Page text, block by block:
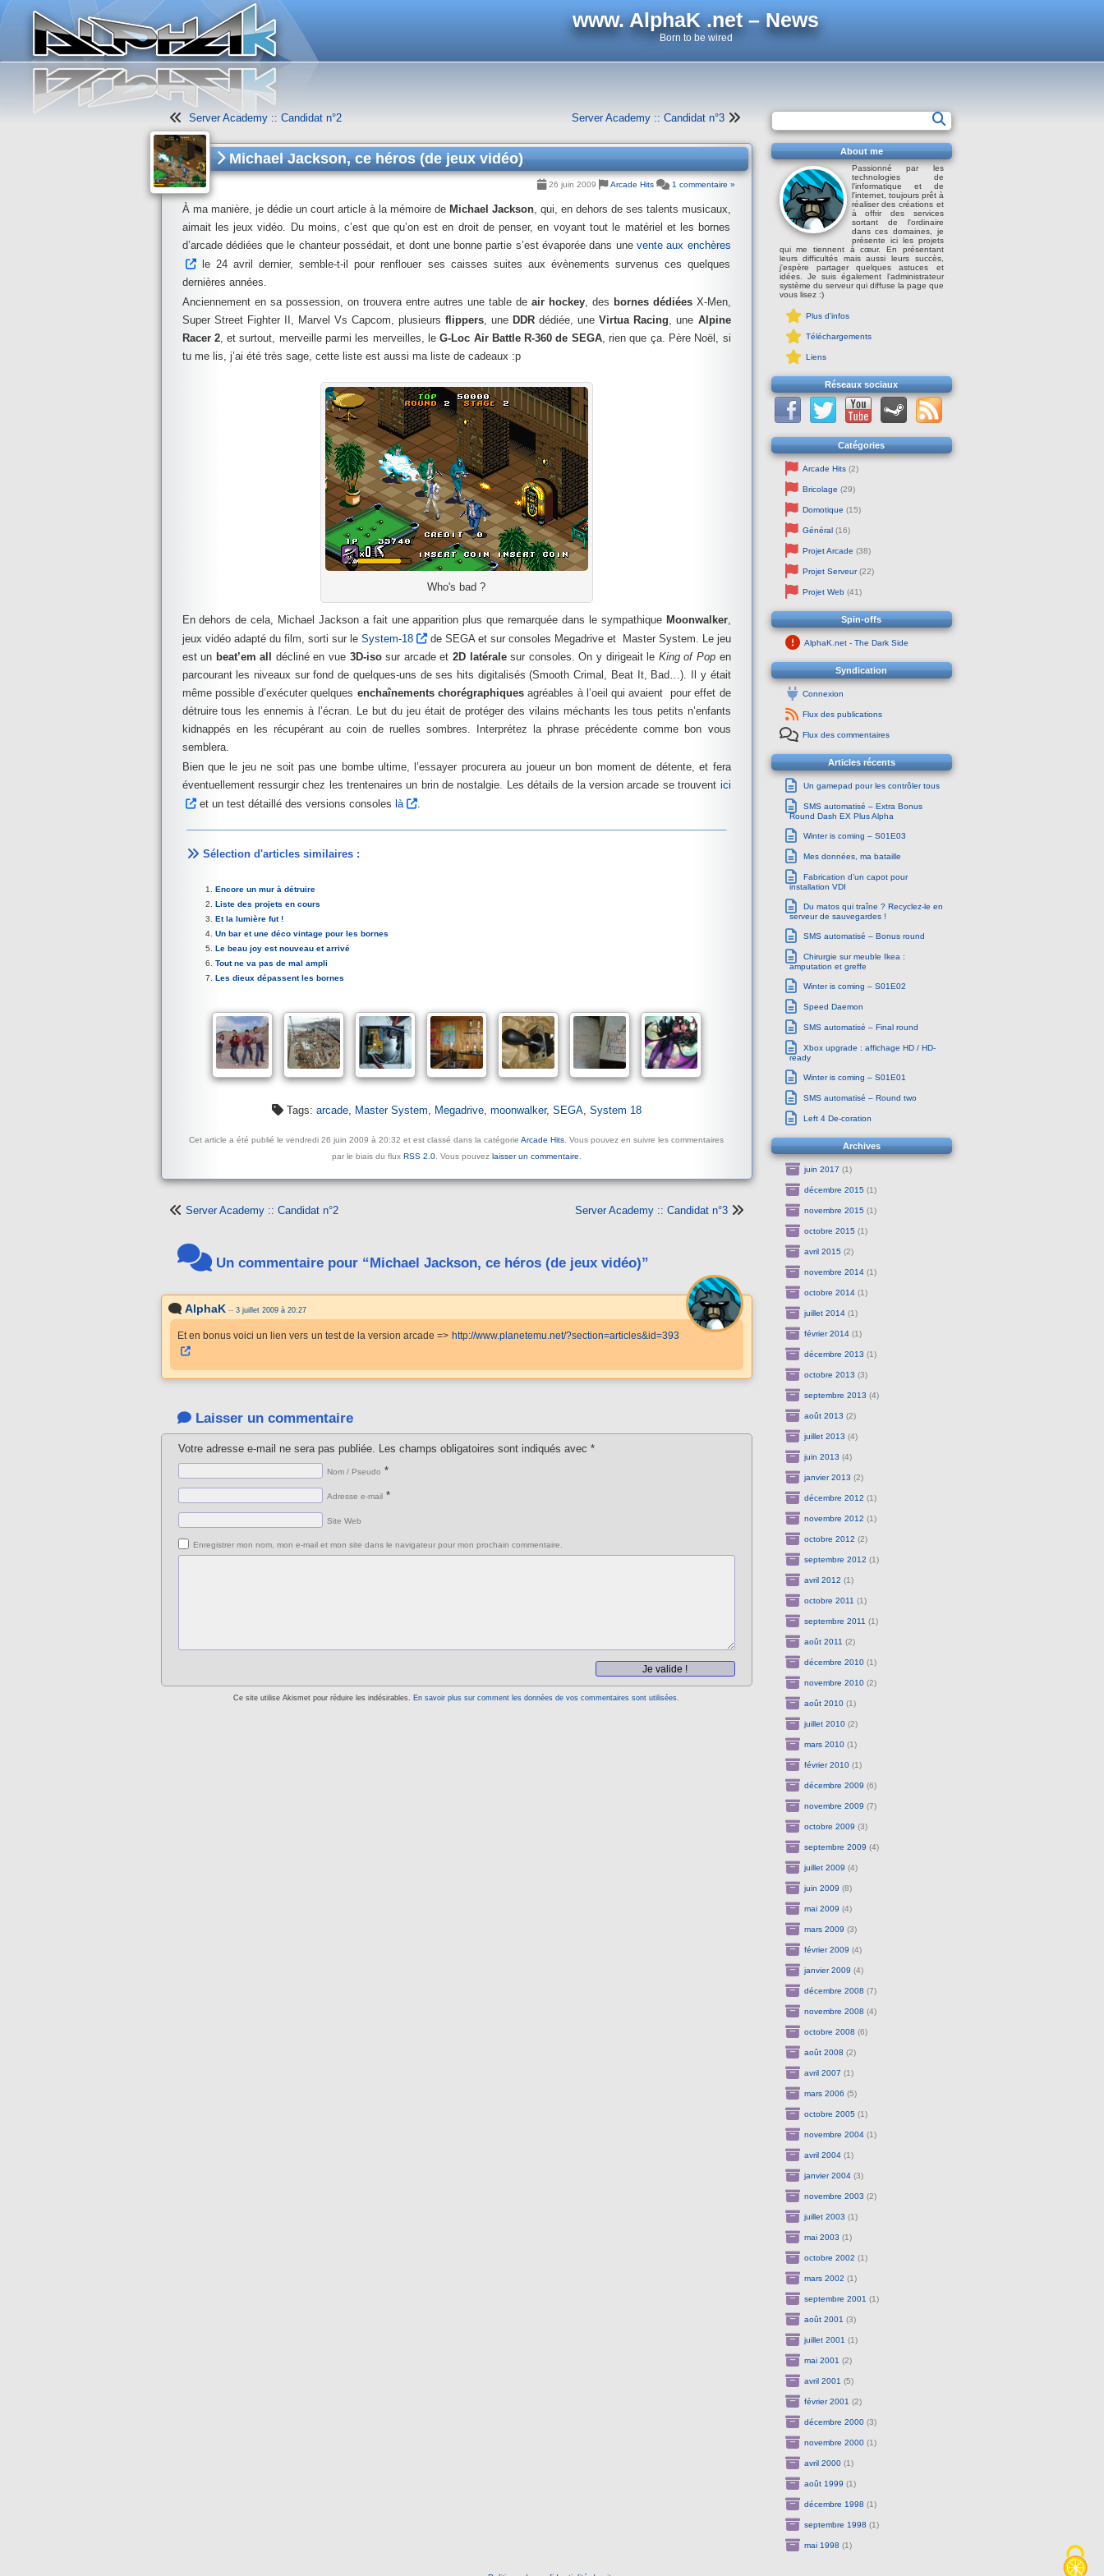
www. AlphaK .net – News
Born to be wired
Server Academy :: Candidat n°2 Server Academy :: Candidat n°3
Michael Jackson, ce héros (de jeux vidéo)
26 juin 2009 Arcade Hits 1 commentaire »
À ma manière, je dédie un court article à la mémoire de Michael Jackson, qui, en dehors de ses talents musicaux,
aimait les jeux vidéo. Du moins, c’est que qu’on est en droit de penser, en voyant tout le matériel et les bornes
d’arcade dédiées que le chanteur possédait, et dont une bonne partie s’est évaporée dans une vente aux enchères
le 24 avril dernier, semble-t-il pour renflouer ses caisses suites aux évènements survenus ces quelques
dernières années.
Anciennement en sa possession, on trouvera entre autres une table de air hockey, des bornes dédiéesX-Men,
Super Street Fighter II, Marvel Vs Capcom, plusieurs flippers, une DDRdédiée, uneVirtua Racing, une Alpine
Racer 2, et surtout, merveille parmi les merveilles, leG-Loc Air Battle R-360 de SEGA, rien que ça. Père Noël, si
tu me lis, j’ai été très sage, cette liste est aussi ma liste de cadeaux :p
Who's bad ?
En dehors de cela, Michael Jackson a fait une apparition plus que remarquée dans le sympathique Moonwalker,
jeux vidéo adapté du film, sorti sur le System-18
de SEGA et sur consoles Megadrive et Master System. Le jeu
est un beat’em all décliné en vue 3D-isosur arcade et2D latéralesur consoles. On y dirigeait le King of Popen
parcourant les niveaux sur fond de quelques-uns de ses hits digitalisés (Smooth Crimal, Beat It, Bad…). Il y était
même possible d’exécuter quelques enchaînements chorégraphiquesagréables à l’oeil qui avaient pour effet de
détruire tous les ennemis à l’écran. Le but du jeu était de protéger des vilains méchants les tous petits n’enfants
kidnappés en les récupérant au coin de ruelles sombres. Interprétez la phrase précédente comme bon vous
semblera.
Bien que le jeu ne soit pas une bombe ultime, l’essayer procurera au joueur un bon moment de détente, et fera
éventuellement ressurgir chez les trentenaires un brin de nostalgie. Les détails de la version arcade se trouvent ici
et un test détaillé des versions consoles là .
Sélection d'articles similaires :
Encore un mur à détruire
Liste des projets en cours
Et la lumière fut !
Un bar et une déco vintage pour les bornes
Le beau joy est nouveau et arrivé
Tout ne va pas de mal ampli
Les dieux dépassent les bornes
Tags: arcade, Master System, Megadrive, moonwalker, SEGA, System 18
Cet article a été publié le vendredi 26 juin 2009 à 20:32 et est classé dans la catégorie Arcade Hits . Vous pouvez en suivre les commentaires
par le biais du flux RSS 2.0. Vous pouvez laisser un commentaire
Server Academy :: Candidat n°2 Server Academy :: Candidat n°3
Un commentaire pour “Michael Jackson, ce héros (de jeux vidéo)”
AlphaK-- 3 juillet 2009 à 20:27
Et en bonus voici un lien vers un test de la version arcade => http://www.planetemu.net/?section=articles&id=393
Laisser un commentaire
Votre adresse e-mail ne sera pas publiée. Les champs obligatoires sont indiqués avec *
Nom / Pseudo *
Adresse e-mail *
Site Web
Enregistrer mon nom, mon e-mail et mon site dans le navigateur pour mon prochain commentaire.
Ce site utilise Akismet pour réduire les indésirables. En savoir plus sur comment les données de vos commentaires sont utilisées.
About me
Passionné par les
technologies de
l'informatique et de
l'internet, toujours prêt à
réaliser des créations et
à offrir des services
sortant de l'ordinaire
dans ces domaines, je
présente ici les projets
qui me tiennent à cœur. En présentant
leurs difficultés mais aussi leurs succès,
j'espère partager quelques astuces et
idées. Je suis également l'administrateur
système du serveur qui diffuse la page que
vous lisez :)
Plus d'infos
Téléchargements
Liens
Réseaux sociaux
Catégories
Arcade Hits(2)
Bricolage (29)
Domotique (15)
Général(16)
Projet Arcade (38)
Projet Serveur(22)
Projet Web(41)
Spin-offs
AlphaK.net - The Dark Side
Syndication
Connexion
Flux des publications
Flux des commentaires
Articles récents
Un gamepad pour les contrôler tous
SMS automatisé – Extra Bonus
Round Dash EX Plus Alpha
Winter is coming – S01E03
Mes données, ma bataille
Fabrication d’un capot pour
installation VDI
Du matos qui traîne ? Recyclez-le en
serveur de sauvegardes !
SMS automatisé – Bonus round
Chirurgie sur meuble Ikea :
amputation et greffe
Winter is coming – S01E02
Speed Daemon
SMS automatisé – Final round
Xbox upgrade : affichage HD / HD-
ready
Winter is coming – S01E01
SMS automatisé – Round two
Left 4 De-coration
Archives
juin 2017 (1)
décembre 2015 (1)
novembre 2015 (1)
octobre 2015 (1)
avril 2015 (2)
novembre 2014(1)
octobre 2014(1)
juillet 2014(1)
février 2014(1)
décembre 2013 (1)
octobre 2013 (3)
septembre 2013 (4)
août 2013 (2)
juillet 2013 (4)
juin 2013 (4)
janvier 2013 (2)
décembre 2012 (1)
novembre 2012 (1)
octobre 2012 (2)
septembre 2012 (1)
avril 2012 (1)
octobre 2011 (1)
septembre 2011 (1)
août 2011 (2)
décembre 2010(1)
novembre 2010(2)
août 2010(1)
juillet 2010(2)
mars 2010(1)
février 2010(1)
décembre 2009 (6)
novembre 2009 (7)
octobre 2009 (3)
septembre 2009 (4)
juillet 2009 (4)
juin 2009 (8)
mai 2009 (4)
mars 2009 (3)
février 2009 (4)
janvier 2009 (4)
décembre 2008 (7)
novembre 2008 (4)
octobre 2008 (6)
août 2008 (2)
avril 2007 (1)
mars 2006 (5)
octobre 2005 (1)
novembre 2004(1)
avril 2004(1)
janvier 2004(3)
novembre 2003 (2)
juillet 2003 (1)
mai 2003 (1)
octobre 2002 (1)
mars 2002 (1)
septembre 2001 (1)
août 2001 (3)
juillet 2001 (1)
mai 2001 (2)
avril 2001 (5)
février 2001 (2)
décembre 2000(3)
novembre 2000(1)
avril 2000(1)
août 1999 (1)
décembre 1998 (1)
septembre 1998 (1)
mai 1998 (1)